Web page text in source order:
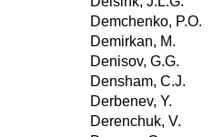
Demchenko, P.O.
Demirkan, M.
Denisov, G.G.
Densham, C.J.
Derbenev, Y.
Derenchuk, V.